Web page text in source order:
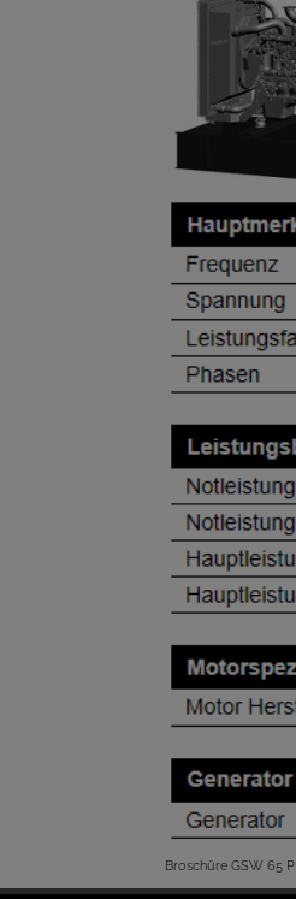
Broschüre GSW 65 P